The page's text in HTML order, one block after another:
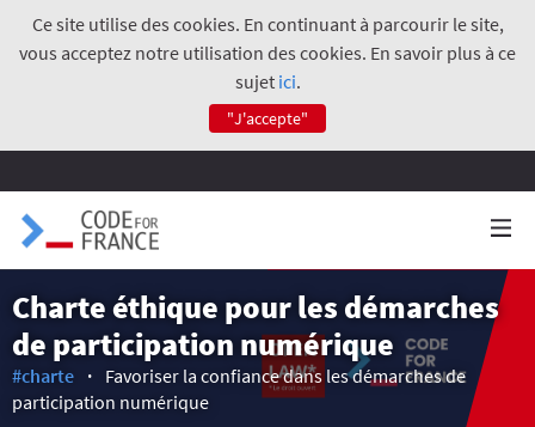
Ce site utilise des cookies. En continuant à parcourir le site,
vous acceptez notre utilisation des cookies. En savoir plus à ce
sujet ici.
"J'accepte"
Charte éthique pour les démarches
de participation numérique
#charte
Favoriser la confiance dans les démarches de
participation numérique